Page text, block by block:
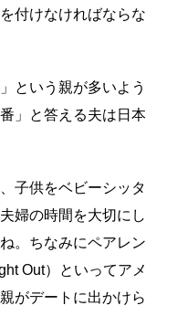
付けなければならな
という親が多いよう
」と答える夫は日本
子供をベビーシッタ
婦の時間を大切にし
。ちなみにペアレン
Out）といってアメ
がデートに出かけら